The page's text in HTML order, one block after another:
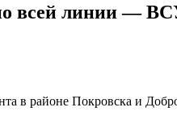
по всей линии —
в районе Покровска и